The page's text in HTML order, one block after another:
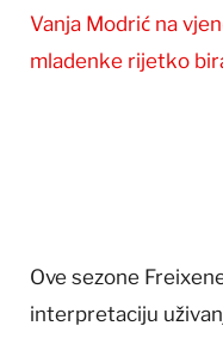
Vanja Modrić na
mladenke rijetko
Ove sezone
interpretaciju